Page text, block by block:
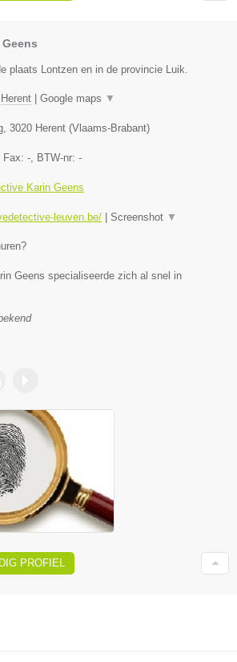
plaats Lontzen en in de provincie Luik.
Herent Google maps ▼
, 3020 Herent (Vlaams-Brabant)
Fax: -, BTW-nr: -
Karin Geens
leuven.be/ Screenshot ▼
Geens specialiseerde zich al snel in
PROFIEL